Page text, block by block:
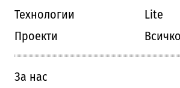
Технологии
Lite
Проекти
Всичко
За нас